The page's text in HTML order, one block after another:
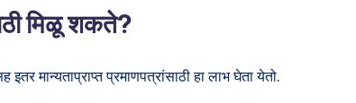
मिळू शकते?
मान्यताप्राप्त प्रमाणपत्रांसाठी हा लाभ घेता येतो.